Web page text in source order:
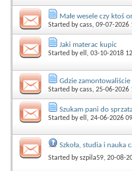
Małe wesele czy ktoś
Started bycass, 09-07-2026
Jaki materac kupic
Started byell , 03-10-2018
Gdzie
Started bycass, 25-06-2026
Szukam pani do
Started byell , 24-06-2026
Szkoła, studia i nauka
Started byszpila59, 20-08-